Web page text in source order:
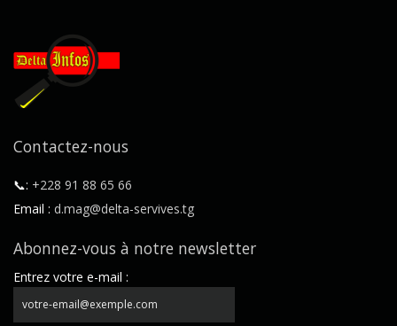
Contactez-nous
📞: +228 91 88 65 66
Email : d.mag@delta-servives.tg
Abonnez-vous à notre newsletter
Entrez votre e-mail :